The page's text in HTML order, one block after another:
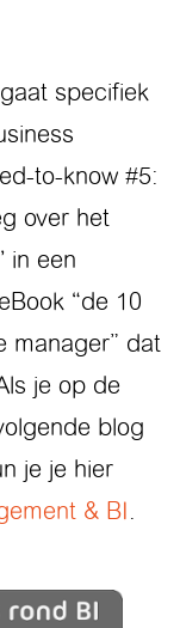
specifiek
to-know #5:
over het
in een
“de 10
manager” dat
je op de
blog
je je hier
& BI